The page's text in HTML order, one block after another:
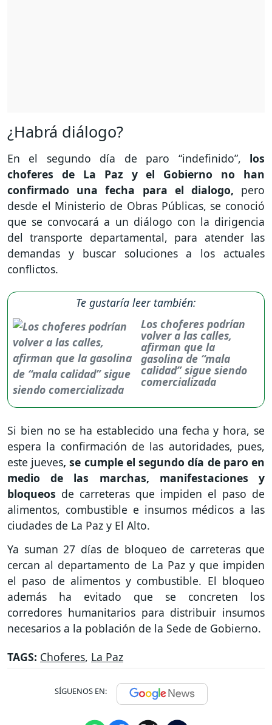
¿Habrá diálogo?
En el segundo día de paro “indefinido”, los
choferes de La Paz y el Gobierno no han
confirmado una fecha para el dialogo, pero
desde el Ministerio de Obras Públicas, se conoció
que se convocará a un diálogo con la dirigencia
del transporte departamental, para atender las
demandas y buscar soluciones a los actuales
conflictos.
Te gustaría leer también:
Los choferes podrían
volver a las calles,
afirman que la
gasolina de “mala
calidad” sigue siendo
comercializada
Si bien no se ha establecido una fecha y hora, se
espera la confirmación de las autoridades, pues,
este jueves, se cumple el segundo día de paro en
medio de las marchas, manifestaciones y
bloqueos de carreteras que impiden el paso de
alimentos, combustible e insumos médicos a las
ciudades de La Paz y El Alto.
Ya suman 27 días de bloqueo de carreteras que
cercan al departamento de La Paz y que impiden
el paso de alimentos y combustible. El bloqueo
además ha evitado que se concreten los
corredores humanitarios para distribuir insumos
necesarios a la población de la Sede de Gobierno.
TAGS: Choferes, La Paz
SÍGUENOS EN: